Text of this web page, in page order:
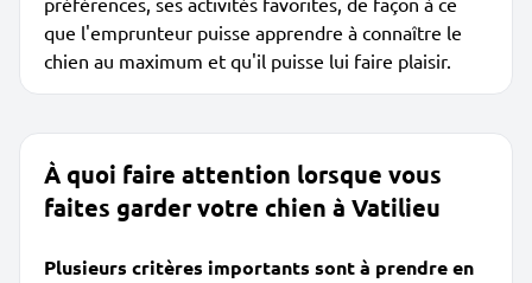
que l'emprunteur puisse apprendre à connaître le
chien au maximum et qu'il puisse lui faire plaisir.
À quoi faire attention lorsque vous
faites garder votre chien à Vatilieu
Plusieurs critères importants sont à prendre en